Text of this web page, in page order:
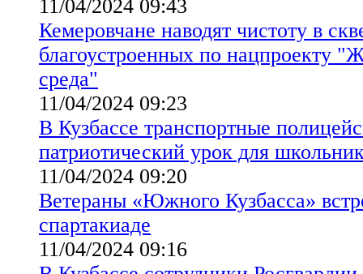
11/04/2024 09:43
Кемеровчане наводят чистоту в
благоустроенных по нацпроекту
среда"
11/04/2024 09:23
В Кузбассе транспортные
патриотический урок для
11/04/2024 09:20
Ветераны «Южного Кузбасса»
спартакиаде
11/04/2024 09:16